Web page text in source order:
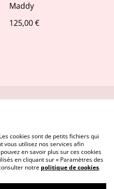
Maddy
125,00 €
cookies sont de petits fichiers qui
vous utilisez nos services afin
en savoir plus sur ces cookies
en cliquant sur « Paramètres des
notre politique de cookies.